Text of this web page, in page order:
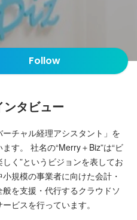
Follow
ンタビュー
チャル経理アシスタント」を
す。 社名の“Merry＋Biz”は“ビ
しく”というビジョンを表してお
小規模の事業者に向けた会計・
を支援・代行するクラウドソ
ビスを行っています。